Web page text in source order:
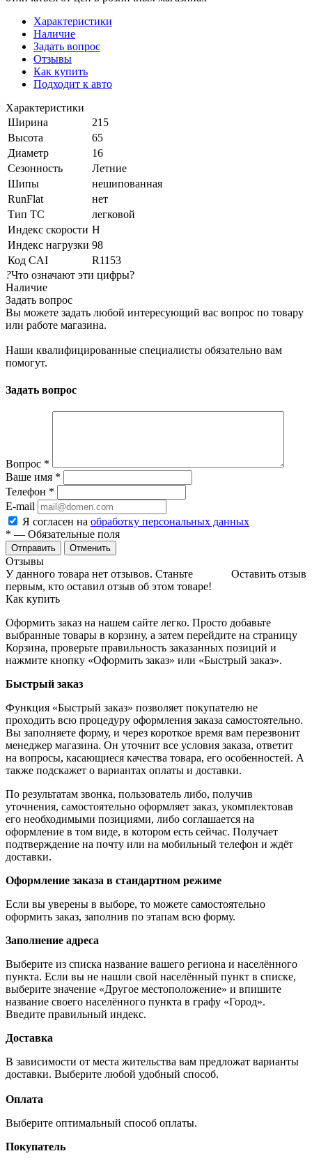
Характеристики
Наличие
Задать вопрос
Отзывы
Как купить
Подходит к авто
Характеристики
Ширина
215
Высота
65
Диаметр
16
Сезонность
Летние
Шипы
нешипованная
RunFlat
нет
Тип ТС
легковой
Индекс скорости H
Индекс нагрузки 98
Код CAI
R1153
?Что означают эти цифры?
Наличие
Задать вопрос
Вы можете задать любой интересующий вас вопрос по товару
или работе магазина.
Наши квалифицированные специалисты обязательно вам
помогут.
Задать вопрос
Вопрос *
Ваше имя *
Телефон *
E-mail
Я согласен на обработку персональных данных
* — Обязательные поля
Отменить
Отзывы
Оставить отзыв
У данного товара нет отзывов. Станьте
первым, кто оставил отзыв об этом товаре!
Как купить
Оформить заказ на нашем сайте легко. Просто добавьте
выбранные товары в корзину, а затем перейдите на страницу
Корзина, проверьте правильность заказанных позиций и
нажмите кнопку «Оформить заказ» или «Быстрый заказ».
Быстрый заказ
Функция «Быстрый заказ» позволяет покупателю не
проходить всю процедуру оформления заказа самостоятельно.
Вы заполняете форму, и через короткое время вам перезвонит
менеджер магазина. Он уточнит все условия заказа, ответит
на вопросы, касающиеся качества товара, его особенностей. А
также подскажет о вариантах оплаты и доставки.
По результатам звонка, пользователь либо, получив
уточнения, самостоятельно оформляет заказ, укомплектовав
его необходимыми позициями, либо соглашается на
оформление в том виде, в котором есть сейчас. Получает
подтверждение на почту или на мобильный телефон и ждёт
доставки.
Оформление заказа в стандартном режиме
Если вы уверены в выборе, то можете самостоятельно
оформить заказ, заполнив по этапам всю форму.
Заполнение адреса
Выберите из списка название вашего региона и населённого
пункта. Если вы не нашли свой населённый пункт в списке,
выберите значение «Другое местоположение» и впишите
название своего населённого пункта в графу «Город».
Введите правильный индекс.
Доставка
В зависимости от места жительства вам предложат варианты
доставки. Выберите любой удобный способ.
Оплата
Выберите оптимальный способ оплаты.
Покупатель